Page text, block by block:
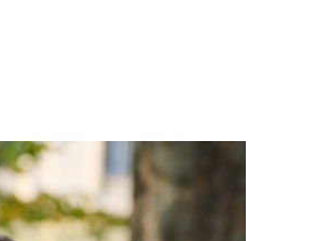
Teylingen
Mantelzorg